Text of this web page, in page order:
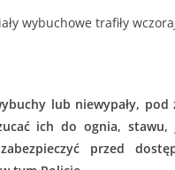
wybuchowe trafiły
lub niewypały,
ich do ognia, stawu,
przed